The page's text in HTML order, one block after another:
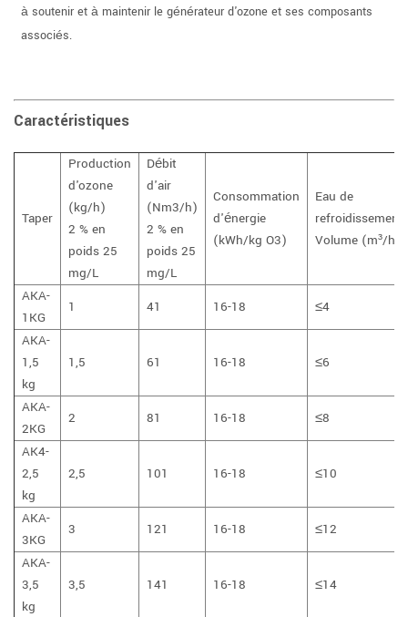
à soutenir et à maintenir le générateur d'ozone et ses composants
associés.
Caractéristiques
Taper
Production
d'ozone
(kg/h)
2 % en
poids 25
mg/L
Débit
d'air
(Nm3/h)
2 % en
poids 25
mg/L
Consommation
d'énergie
(kWh/kg O3)
Eau de
refroidissement
Volume (m³/h)
AKA-
1KG
1 41 16-18
≤4
AKA-
1,5
kg
1,5 61 16-18 ≤6
AKA-
2KG
2 81 16-18
≤8
AK4-
2,5
kg
2,5 101 16-18 ≤10
AKA-
3KG
3 121 16-18
≤12
AKA-
3,5
kg
3,5 141 16-18 ≤14